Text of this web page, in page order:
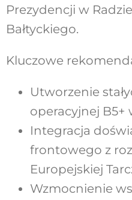
Prezydencji w
Bałtyckiego.
Kluczowe
Utworzenie
operacyjnej B5+
Integracja
frontowego z
Europejskiej
Wzmocnienie